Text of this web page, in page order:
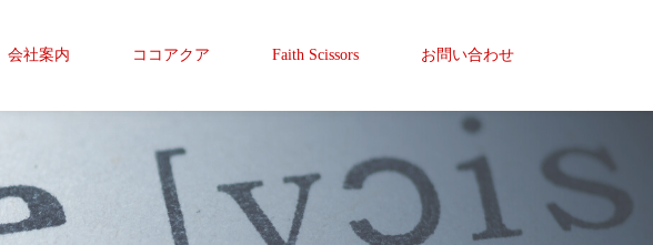
会社案内 ココアクア Faith Scissors お問い合わせ